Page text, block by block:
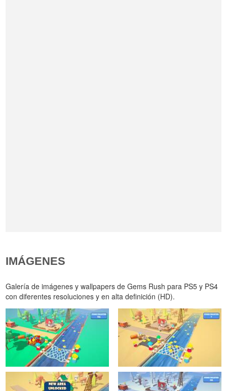
IMÁGENES
Galería de imágenes y wallpapers de Gems Rush para PS5 y PS4
con diferentes resoluciones y en alta definición (HD).